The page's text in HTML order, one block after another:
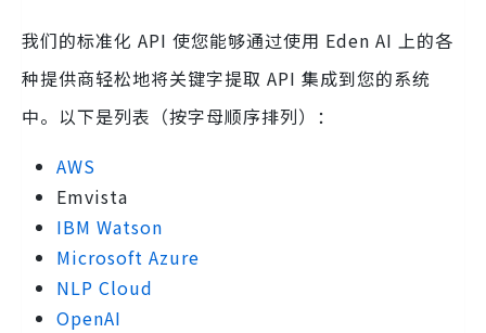
我们的标准化 API 使您能够通过使用 Eden AI 上的各
种提供商轻松地将关键字提取 API 集成到您的系统
中。以下是列表（按字母顺序排列）：
AWS
Emvista
IBM Watson
Microsoft Azure
NLP Cloud
OpenAI